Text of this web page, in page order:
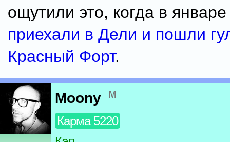
ощутили это, когда в январе
приехали в Дели и пошли
Красный Форт.
Moony м
Карма 5220